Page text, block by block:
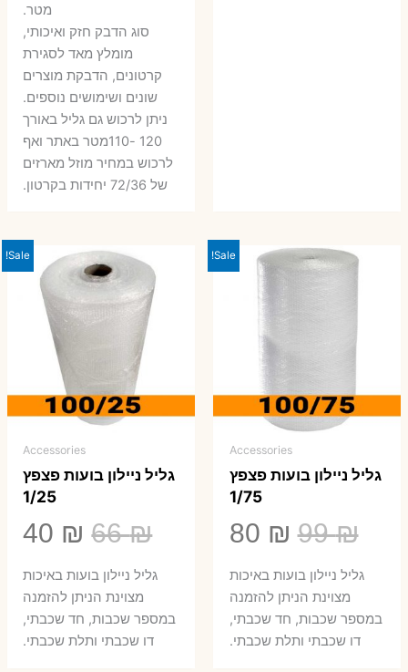
מטר.
סוג הדבק חזק ואיכותי,
מומלץ מאד לסגירת
קרטונים, הדבקת מוצרים
שונים ושימושים נוספים.
ניתן לרכוש גם גליל באורך
120 -110מטר באתר ואף
לרכוש במחיר מוזל מארזים
של 72/36 יחידות בקרטון.
Sale!
Accessories
גליל ניילון בועות פצפץ
1/75
99₪
המחיר
המקורי
היה:
99 ₪.
80 ₪
הנוכחיגליל ניילון בועות באיכות
מצוינת הניתן להזמנה
במספר שכבות, חד שכבתי,
דו שכבתי ותלת שכבתי.
Sale!
Accessories
גליל ניילון בועות פצפץ
1/25
66₪
המחיר
המקורי
היה:
66 ₪.
40 ₪
₪.
גליל ניילון בועות באיכות
מצוינת הניתן להזמנה
במספר שכבות, חד שכבתי,
דו שכבתי ותלת שכבתי.